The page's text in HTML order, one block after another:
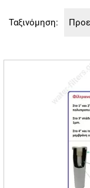
Ταξινόμηση: